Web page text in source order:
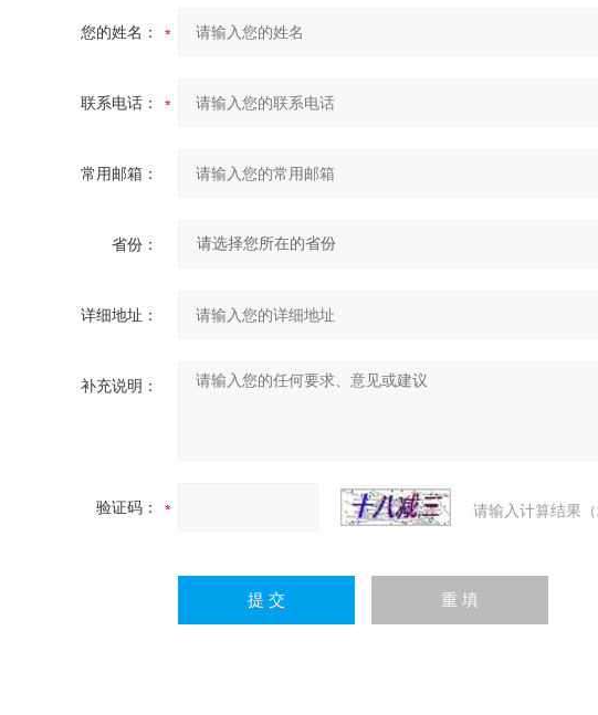
您的姓名：
联系电话：
常用邮箱：
省份：
详细地址：
补充说明：
验证码： 请输入计算结果